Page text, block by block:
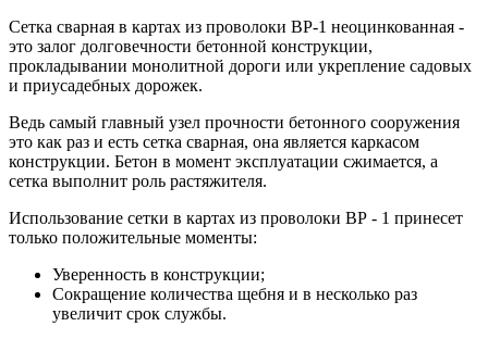
Сетка сварная в картах из проволоки ВР-1 неоцинкованная -
это залог долговечности бетонной конструкции,
прокладывании монолитной дороги или укрепление садовых
и приусадебных дорожек.
Ведь самый главный узел прочности бетонного сооружения
это как раз и есть сетка сварная, она является каркасом
конструкции. Бетон в момент эксплуатации сжимается, а
сетка выполнит роль растяжителя.
Использование сетки в картах из проволоки ВР - 1 принесет
только положительные моменты:
Уверенность в конструкции;
Сокращение количества щебня и в несколько раз
увеличит срок службы.